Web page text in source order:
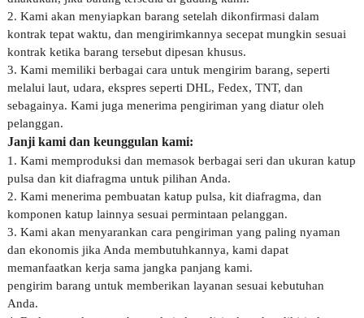
2. Kami akan menyiapkan barang setelah dikonfirmasi dalam
kontrak tepat waktu, dan mengirimkannya secepat mungkin sesuai
kontrak ketika barang tersebut dipesan khusus.
3. Kami memiliki berbagai cara untuk mengirim barang, seperti
melalui laut, udara, ekspres seperti DHL, Fedex, TNT, dan
sebagainya. Kami juga menerima pengiriman yang diatur oleh
pelanggan.
Janji kami dan keunggulan kami:
1. Kami memproduksi dan memasok berbagai seri dan ukuran katup
pulsa dan kit diafragma untuk pilihan Anda.
2. Kami menerima pembuatan katup pulsa, kit diafragma, dan
komponen katup lainnya sesuai permintaan pelanggan.
3. Kami akan menyarankan cara pengiriman yang paling nyaman
dan ekonomis jika Anda membutuhkannya, kami dapat
memanfaatkan kerja sama jangka panjang kami.
pengirim barang untuk memberikan layanan sesuai kebutuhan
Anda.